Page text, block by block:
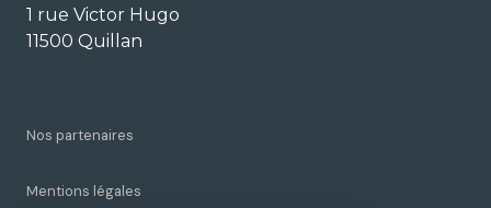
1 rue Victor Hugo
11500 Quillan
Nos partenaires
Mentions légales